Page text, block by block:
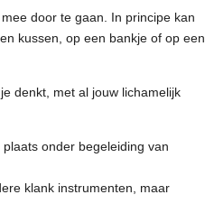
door te gaan. In principe kan
kussen, op een bankje of op een
denkt, met al jouw lichamelijk
onder begeleiding van
klank instrumenten, maar